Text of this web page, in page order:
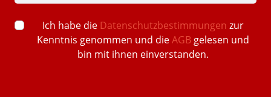
Ich habe die Datenschutzbestimmungen zur
Kenntnis genommen und dieAGBgelesen und
bin mit ihnen einverstanden.